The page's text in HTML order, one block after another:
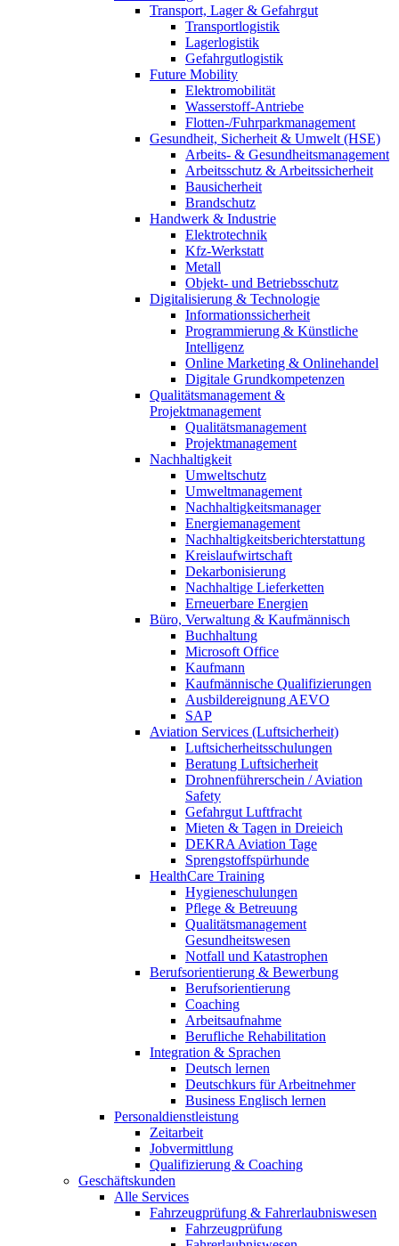
Transport, Lager & Gefahrgut
Transportlogistik
Lagerlogistik
Gefahrgutlogistik
Future Mobility
Elektromobilität
Wasserstoff-Antriebe
Flotten-/Fuhrparkmanagement
Gesundheit, Sicherheit & Umwelt (HSE)
Arbeits- & Gesundheitsmanagement
Arbeitsschutz & Arbeitssicherheit
Bausicherheit
Brandschutz
Handwerk & Industrie
Elektrotechnik
Kfz-Werkstatt
Metall
Objekt- und Betriebsschutz
Digitalisierung & Technologie
Informationssicherheit
Programmierung & Künstliche
Intelligenz
Online Marketing & Onlinehandel
Digitale Grundkompetenzen
Qualitätsmanagement &
Projektmanagement
Qualitätsmanagement
Projektmanagement
Nachhaltigkeit
Umweltschutz
Umweltmanagement
Nachhaltigkeitsmanager
Energiemanagement
Nachhaltigkeitsberichterstattung
Kreislaufwirtschaft
Dekarbonisierung
Nachhaltige Lieferketten
Erneuerbare Energien
Büro, Verwaltung & Kaufmännisch
Buchhaltung
Microsoft Office
Kaufmann
Kaufmännische Qualifizierungen
Ausbildereignung AEVO
SAP
Aviation Services (Luftsicherheit)
Luftsicherheitsschulungen
Beratung Luftsicherheit
Drohnenführerschein / Aviation
Safety
Gefahrgut Luftfracht
Mieten & Tagen in Dreieich
DEKRA Aviation Tage
Sprengstoffspürhunde
HealthCare Training
Hygieneschulungen
Pflege & Betreuung
Qualitätsmanagement
Gesundheitswesen
Notfall und Katastrophen
Berufsorientierung & Bewerbung
Berufsorientierung
Coaching
Arbeitsaufnahme
Berufliche Rehabilitation
Integration & Sprachen
Deutsch lernen
Deutschkurs für Arbeitnehmer
Business Englisch lernen
Personaldienstleistung
Zeitarbeit
Jobvermittlung
Qualifizierung & Coaching
Geschäftskunden
Alle Services
Fahrzeugprüfung & Fahrerlaubniswesen
Fahrzeugprüfung